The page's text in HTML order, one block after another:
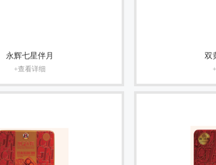
永辉七星伴月
+查看详细
双